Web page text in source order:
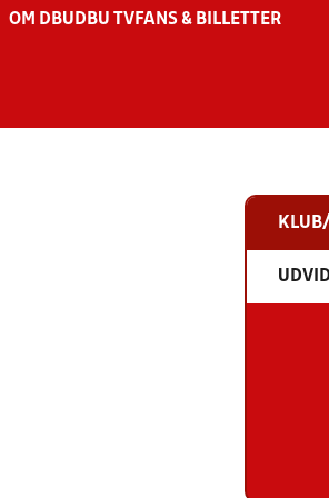
OM DBU DBU TV FANS & BILLETTER